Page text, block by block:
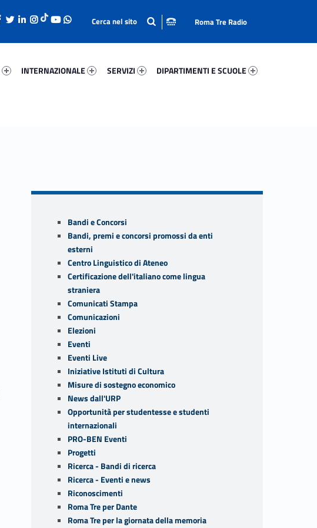
INTERNAZIONALE
SERVIZI
DIPARTIMENTI E SCUOLE
Roma Tre Radio
Sidebar Bandi e Concorsi
Bandi, premi e concorsi promossi da enti
esterni
Centro Linguistico di Ateneo
Certificazione dell'italiano come lingua
straniera
Comunicati Stampa
Comunicazioni
Elezioni
Eventi
Eventi Live
Iniziative Istituti di Cultura
Misure di sostegno economico
News dall'URP
Opportunità per studentesse e studenti
internazionali
PRO-BEN Eventi
Progetti
Ricerca - Bandi di ricerca
Ricerca - Eventi e news
Riconoscimenti
Roma Tre per Dante
Roma Tre per la giornata della memoria